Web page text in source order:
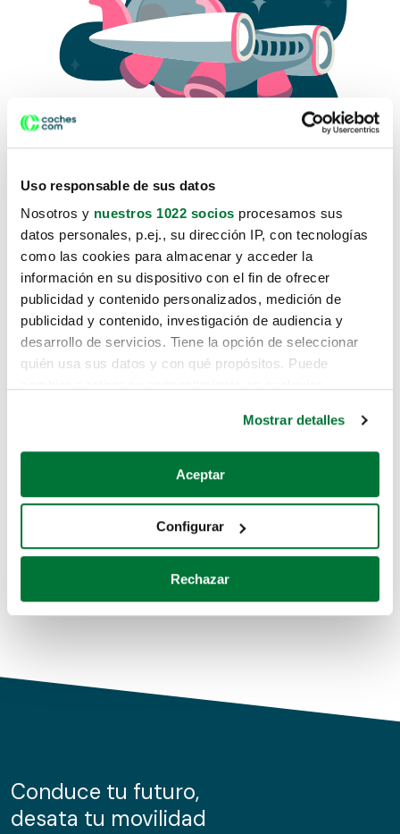
Uso responsable de sus datos
Nosotros y nuestros 1022 socios procesamos sus
datos personales, p.ej., su dirección IP, con tecnologías
como las cookies para almacenar y acceder la
información en su dispositivo con el fin de ofrecer
publicidad y contenido personalizados, medición de
publicidad y contenido, investigación de audiencia y
desarrollo de servicios. Tiene la opción de seleccionar
quién usa sus datos y con qué propósitos. Puede
Si lo permite, también quisiéramos:
Recopilar información sobre su ubicación geográfica
Identificar su dispositivo analizándolo activamente
para buscar características específicas (huellas
Obtenga más información sobre cómo se procesan sus
de cookies.
información sobre el uso que haga del sitio web con
nuestros partners de redes sociales, publicidad y análisis
Mostrar detalles
Aceptar
Configurar
Rechazar
Lo sentimos, no sabemos como
te hemos traido hasta aquí.
Pero puedes encontrar el coche que estás
buscando en alguno de estos enlaces:
Coches de segunda mano
Coches de km0
Conduce tu futuro,
desata tu movilidad